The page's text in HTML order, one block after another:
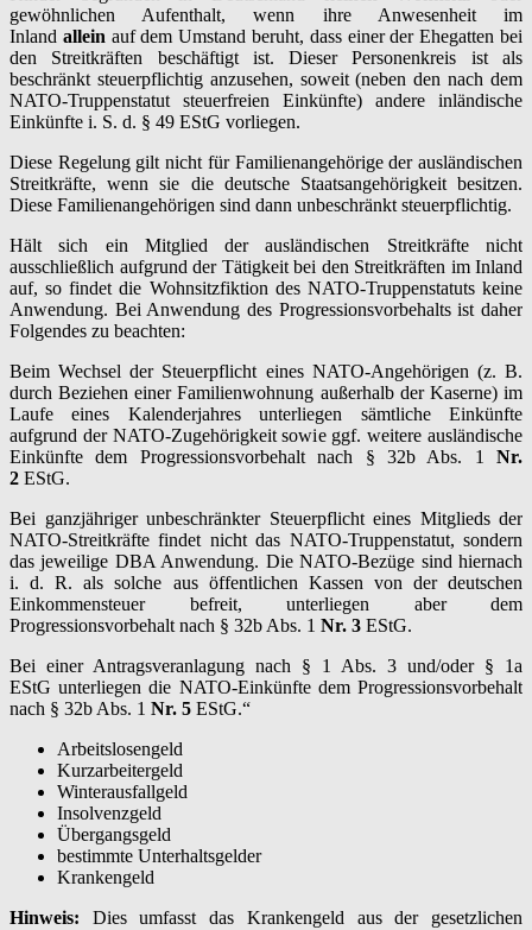
gewöhnlichen Aufenthalt, wenn ihre Anwesenheit im
Inland allein auf dem Umstand beruht, dass einer der Ehegatten bei
den Streitkräften beschäftigt ist. Dieser Personenkreis ist als
beschränkt steuerpflichtig anzusehen, soweit (neben den nach dem
NATO-Truppenstatut steuerfreien Einkünfte) andere inländische
Einkünfte i. S. d. § 49 EStG vorliegen.
Diese Regelung gilt nicht für Familienangehörige der ausländischen
Streitkräfte, wenn sie die deutsche Staatsangehörigkeit besitzen.
Diese Familienangehörigen sind dann unbeschränkt steuerpflichtig.
Hält sich ein Mitglied der ausländischen Streitkräfte nicht
ausschließlich aufgrund der Tätigkeit bei den Streitkräften im Inland
auf, so findet die Wohnsitzfiktion des NATO-Truppenstatuts keine
Anwendung. Bei Anwendung des Progressionsvorbehalts ist daher
Folgendes zu beachten:
Beim Wechsel der Steuerpflicht eines NATO-Angehörigen (z. B.
durch Beziehen einer Familienwohnung außerhalb der Kaserne) im
Laufe eines Kalenderjahres unterliegen sämtliche Einkünfte
aufgrund der NATO-Zugehörigkeit sowie ggf. weitere ausländische
Einkünfte dem Progressionsvorbehalt nach § 32b Abs. 1 Nr.
2 EStG.
Bei ganzjähriger unbeschränkter Steuerpflicht eines Mitglieds der
NATO-Streitkräfte findet nicht das NATO-Truppenstatut, sondern
das jeweilige DBA Anwendung. Die NATO-Bezüge sind hiernach
i. d. R. als solche aus öffentlichen Kassen von der deutschen
Einkommensteuer befreit, unterliegen aber dem
Progressionsvorbehalt nach § 32b Abs. 1 Nr. 3 EStG.
Bei einer Antragsveranlagung nach § 1 Abs. 3 und/oder § 1a
EStG unterliegen die NATO-Einkünfte dem Progressionsvorbehalt
nach § 32b Abs. 1 Nr. 5 EStG.“
Arbeitslosengeld
Kurzarbeitergeld
Winterausfallgeld
Insolvenzgeld
Übergangsgeld
bestimmte Unterhaltsgelder
Krankengeld
Hinweis: Dies umfasst das Krankengeld aus der gesetzlichen